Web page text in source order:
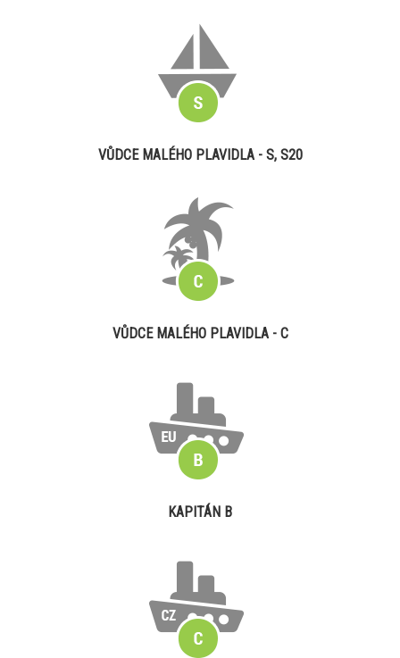
VŮDCE MALÉHO PLAVIDLA - S, S20
VŮDCE MALÉHO PLAVIDLA - C
KAPITÁN B